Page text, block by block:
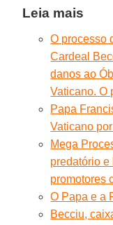
Leia mais
O processo
Cardeal
danos ao
Vaticano. O
Papa
Vaticano
Mega
predatório e
promotores
O Papa e a
Becciu,